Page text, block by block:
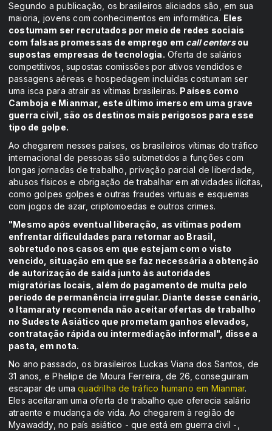
Segundo a publicação, os brasileiros aliciados são, em sua
maioria, jovens com conhecimentos em informática. Eles
costumam ser recrutados por meio de redes sociais
com falsas promessas de emprego em call centersou
supostas empresas de tecnologia. Oferta de salários
competitivos, supostas comissões por ativos vendidos e
passagens aéreas e hospedagem incluídas costumam ser
uma isca para atrair as vítimas brasileiras. Países como
Camboja e Mianmar, este último imerso em uma grave
guerra civil, são os destinos mais perigosos para esse
tipo de golpe.
Ao chegarem nesses países, os brasileiros vítimas do tráfico
internacional de pessoas são submetidos a funções com
longas jornadas de trabalho, privação parcial de liberdade,
abusos físicos e obrigação de trabalhar em atividades ilícitas,
como golpes golpes e outras fraudes virtuais e esquemas
com jogos de azar, criptomoedas e outros crimes.
"Mesmo após eventual liberação, as vítimas podem
enfrentar dificuldades para retornar ao Brasil,
sobretudo nos casos em que estejam com o visto
vencido, situação em que se faz necessária a obtenção
de autorização de saída junto às autoridades
migratórias locais, além do pagamento de multa pelo
período de permanência irregular. Diante desse cenário,
o Itamaraty recomenda não aceitar ofertas de trabalho
no Sudeste Asiático que prometam ganhos elevados,
contratação rápida ou intermediação informal", disse a
pasta, em nota.
No ano passado, os brasileiros Luckas Viana dos Santos, de
31 anos, e Phelipe de Moura Ferreira, de 26, conseguiram
escapar de umaquadrilha de tráfico humano em Mianmar.
Eles aceitaram uma oferta de trabalho que oferecia salário
atraente e mudança de vida. Ao chegarem à região de
Myawaddy, no país asiático - que está em guerra civil -,